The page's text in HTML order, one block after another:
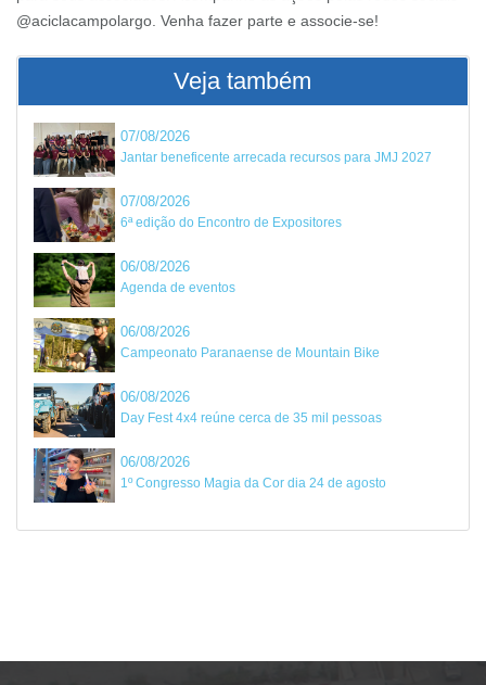
@aciclacampolargo. Venha fazer parte e associe-se!
Veja também
07/08/2026
Jantar beneficente arrecada recursos para JMJ 2027
07/08/2026
6ª edição do Encontro de Expositores
06/08/2026
Agenda de eventos
06/08/2026
Campeonato Paranaense de Mountain Bike
06/08/2026
Day Fest 4x4 reúne cerca de 35 mil pessoas
06/08/2026
1º Congresso Magia da Cor dia 24 de agosto